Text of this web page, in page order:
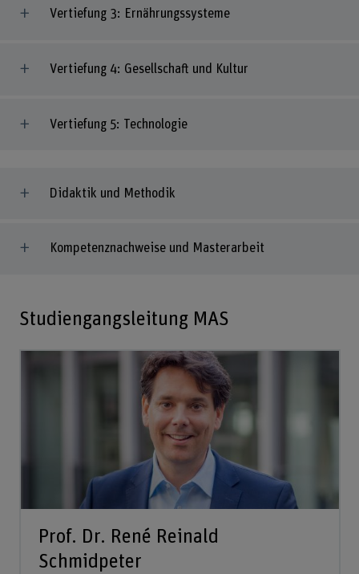
Vertiefung 3: Ernährungssysteme
Vertiefung 4: Gesellschaft und Kultur
Vertiefung 5: Technologie
Didaktik und Methodik
Kompetenznachweise und Masterarbeit
Studiengangsleitung MAS
Prof. Dr. René Reinald
Schmidpeter